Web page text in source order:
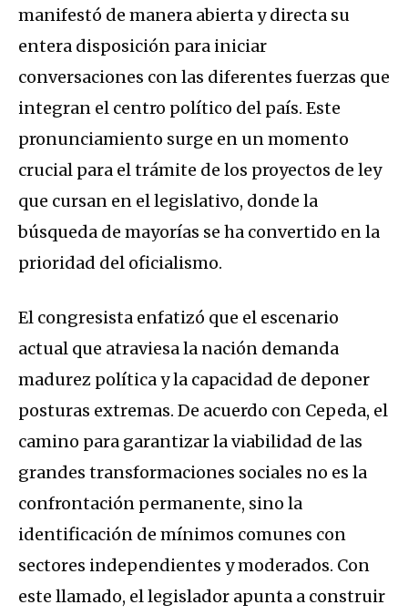
manifestó de manera abierta y directa su
entera disposición para iniciar
conversaciones con las diferentes fuerzas que
integran el centro político del país. Este
pronunciamiento surge en un momento
crucial para el trámite de los proyectos de ley
que cursan en el legislativo, donde la
búsqueda de mayorías se ha convertido en la
prioridad del oficialismo.
El congresista enfatizó que el escenario
actual que atraviesa la nación demanda
madurez política y la capacidad de deponer
posturas extremas. De acuerdo con Cepeda, el
camino para garantizar la viabilidad de las
grandes transformaciones sociales no es la
confrontación permanente, sino la
identificación de mínimos comunes con
sectores independientes y moderados. Con
este llamado, el legislador apunta a construir